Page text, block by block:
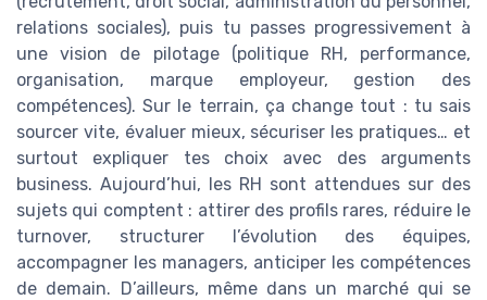
relations sociales), puis tu passes progressivement à
une vision de pilotage (politique RH, performance,
organisation, marque employeur, gestion des
compétences). Sur le terrain, ça change tout : tu sais
sourcer vite, évaluer mieux, sécuriser les pratiques… et
surtout expliquer tes choix avec des arguments
business. Aujourd’hui, les RH sont attendues sur des
sujets qui comptent : attirer des profils rares, réduire le
turnover, structurer l’évolution des équipes,
accompagner les managers, anticiper les compétences
de demain. D’ailleurs, même dans un marché qui se